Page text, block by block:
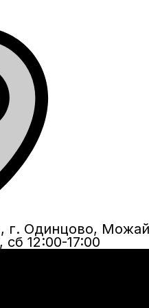
г. Одинцово,
сб 12:00-17:00